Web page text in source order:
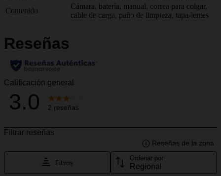
Contenido
Cámara, batería, manual, correa para colgar,
cable de carga, paño de limpieza, tapa-lentes